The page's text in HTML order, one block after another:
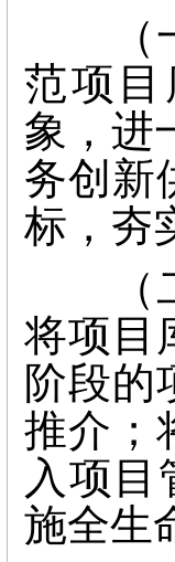
（一
范项目
象，进
务创新
标，夯
（二
将项目
阶段的
推介；
入项目
施全生